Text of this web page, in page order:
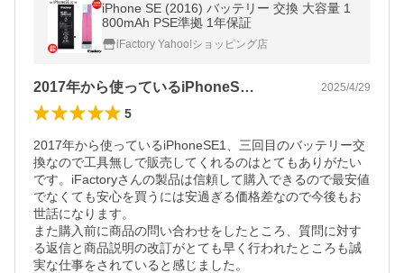
iPhone SE (2016) バッテリー 交換 大容量 1
800mAh PSE準拠 1年保証
iFactory Yahoo!ショッピング店
2017年から使っているiPhoneS… 2025/4/29
5
2017年から使っているiPhoneSE1、三回目のバッテリー交
換なので工具無しで販売してくれるのはとてもありがたい
です。iFactoryさんの製品は信頼して購入できるので最安値
でなくても安心を買うには安過ぎる価格差なので今後もお
世話になります。
また購入前に商品の問い合わせをしたところ、質問に対す
る返信と商品説明の改訂がとても早く行われたところも誠
実な仕事をされていると感じました。